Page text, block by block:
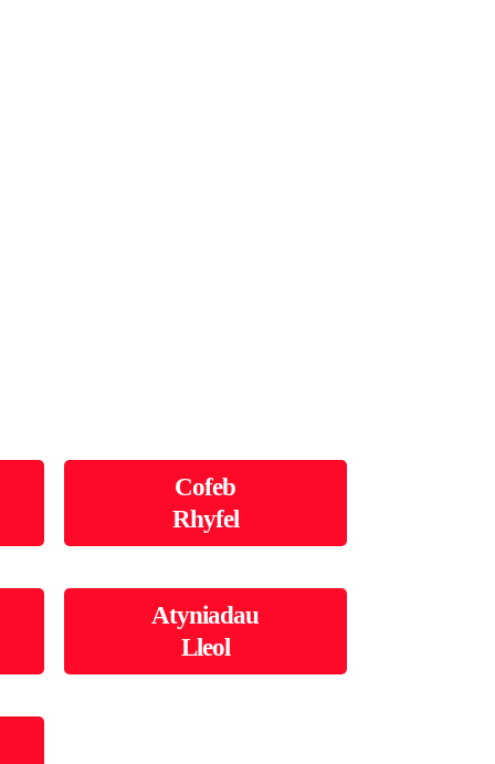
Cofeb
Rhyfel
Atyniadau
Lleol